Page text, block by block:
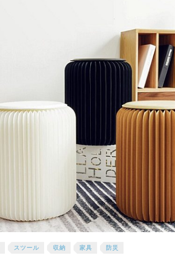
スツール 収納 家具 防災